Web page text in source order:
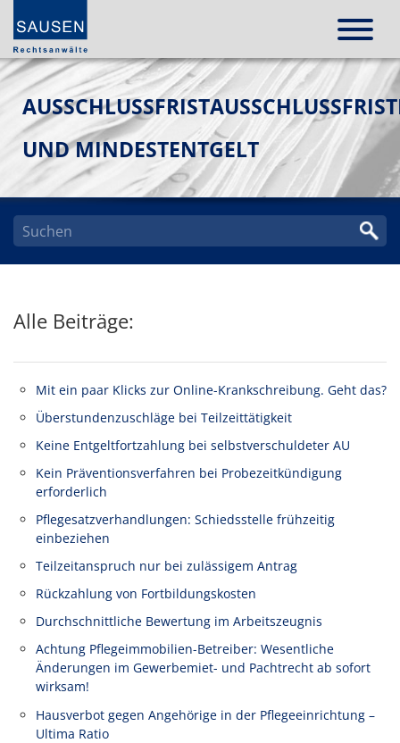
UND MINDESTENTGELT
Alle Beiträge:
Mit ein paar Klicks zur Online-Krankschreibung. Geht das?
Überstundenzuschläge bei Teilzeittätigkeit
Keine Entgeltfortzahlung bei selbstverschuldeter AU
Kein Präventionsverfahren bei Probezeitkündigung
erforderlich
Pflegesatzverhandlungen: Schiedsstelle frühzeitig
einbeziehen
Teilzeitanspruch nur bei zulässigem Antrag
Rückzahlung von Fortbildungskosten
Durchschnittliche Bewertung im Arbeitszeugnis
Achtung Pflegeimmobilien-Betreiber: Wesentliche
Änderungen im Gewerbemiet- und Pachtrecht ab sofort
wirksam!
Hausverbot gegen Angehörige in der Pflegeeinrichtung –
Ultima Ratio